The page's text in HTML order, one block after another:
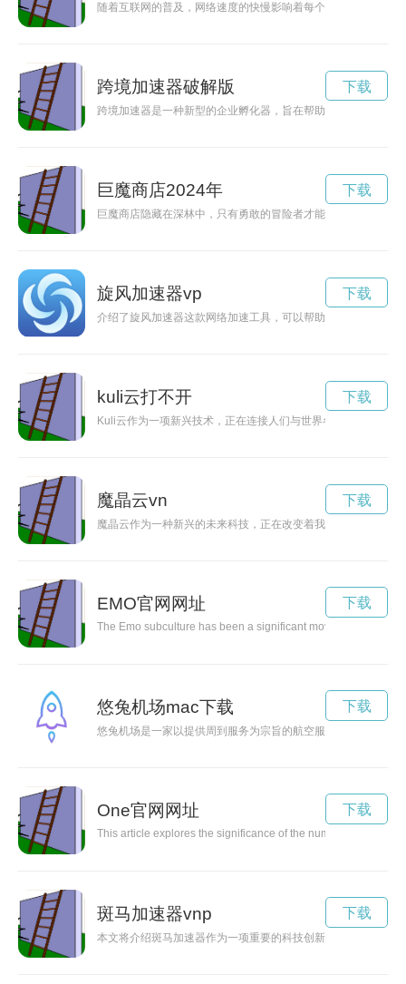
随着互联网的普及，网络速度的快慢影响着每个人的上网体验
跨境加速器破解版
跨境加速器是一种新型的企业孵化器，旨在帮助企业跨越国界
下载
巨魔商店2024年
巨魔商店隐藏在深林中，只有勇敢的冒险者才能找到它。这家
下载
旋风加速器vp
介绍了旋风加速器这款网络加速工具，可以帮助用户轻松提升
下载
kuli云打不开
Kuli云作为一项新兴技术，正在连接人们与世界各地的信息，为
下载
魔晶云vn
魔晶云作为一种新兴的未来科技，正在改变着我们的生活。它
下载
EMO官网网址
The Emo subculture has been a significant movement in
下载
悠兔机场mac下载
悠兔机场是一家以提供周到服务为宗旨的航空服务机构，致力
下载
One官网网址
This article explores the significance of the number 'one' and
下载
斑马加速器vnp
本文将介绍斑马加速器作为一项重要的科技创新，它在粒子物
下载